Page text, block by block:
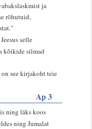
ja
rõhutuid,
selle
kõikide silmad
on see kirjakoht teie
Ap 3
ning läks koos
ning Jumalat